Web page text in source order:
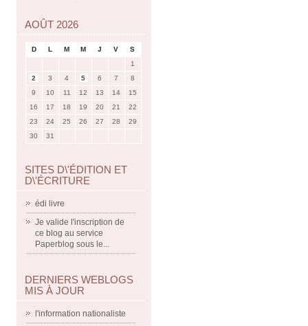
AOÛT 2026
D L M M J V
S
1
2
3 4 5 6 7
8
9
10 11 12 13 14
15
16
17 18 19 20 21
22
23
24 25 26 27 28
29
30
31
SITES D\'ÉDITION ET
D\'ÉCRITURE
édi livre
Je valide l'inscription de
ce blog au service
Paperblog sous le...
DERNIERS WEBLOGS
MIS À JOUR
l'information nationaliste